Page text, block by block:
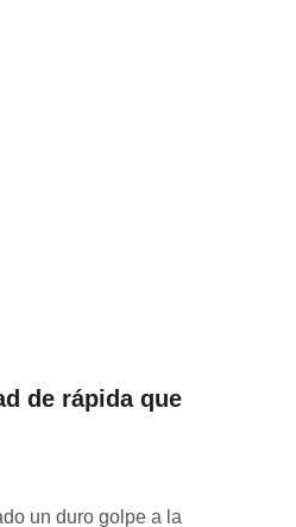
de rápida que
un duro golpe a la